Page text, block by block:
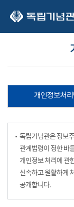
개인정보처
독립기념관은 정보
관계법령이 정한 바
개인정보 처리에 관
신속하고 원활하게
공개합니다.